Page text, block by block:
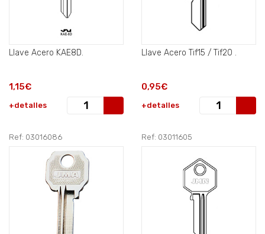
Llave Acero KAE8D.
1,15€
+detalles
Llave Acero Tif15 / Tif20 .
0,95€
+detalles
Ref: 03016086 Ref: 03011605